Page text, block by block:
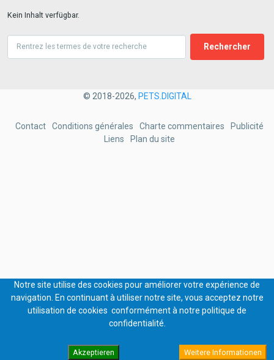
Kein Inhalt verfügbar.
© 2018-2026, PETS.DIGITAL
PIED
Contact Conditions générales Charte commentaires
Publicité
Liens
Plan du site
Notre site utilise des cookies pour améliorer votre expérience de
navigation. En continuant à utiliser notre site, vous acceptez notre
utilisation de cookies conformément à notre politique de
confidentialité.
Akzeptieren Weitere Informationen